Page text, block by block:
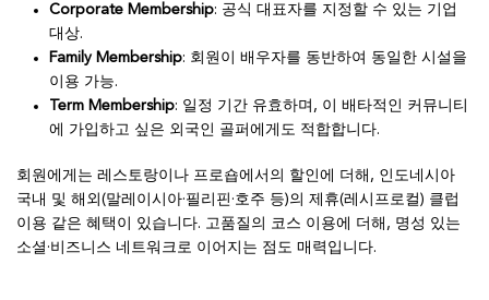
Corporate Membership: 공식 대표자를 지정할 수 있는 기업
대상.
Family Membership: 회원이 배우자를 동반하여 동일한 시설을
이용 가능.
Term Membership: 일정 기간 유효하며, 이 배타적인 커뮤니티
에 가입하고 싶은 외국인 골퍼에게도 적합합니다.
회원에게는 레스토랑이나 프로숍에서의 할인에 더해, 인도네시아
국내 및 해외(말레이시아·필리핀·호주 등)의 제휴(레시프로컬) 클럽
이용 같은 혜택이 있습니다. 고품질의 코스 이용에 더해, 명성 있는
소셜·비즈니스 네트워크로 이어지는 점도 매력입니다.